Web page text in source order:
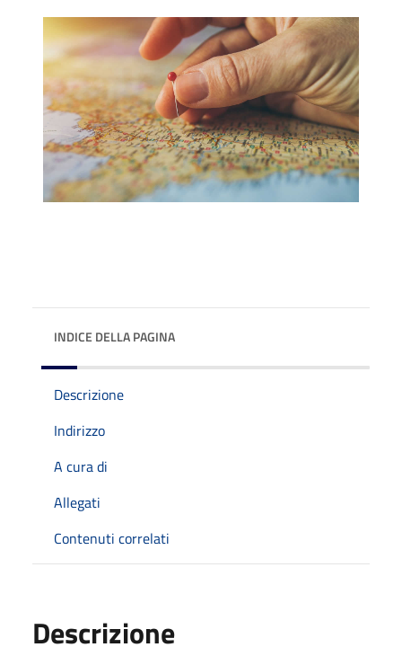
INDICE DELLA PAGINA
Descrizione
Indirizzo
A cura di
Allegati
Contenuti correlati
Descrizione